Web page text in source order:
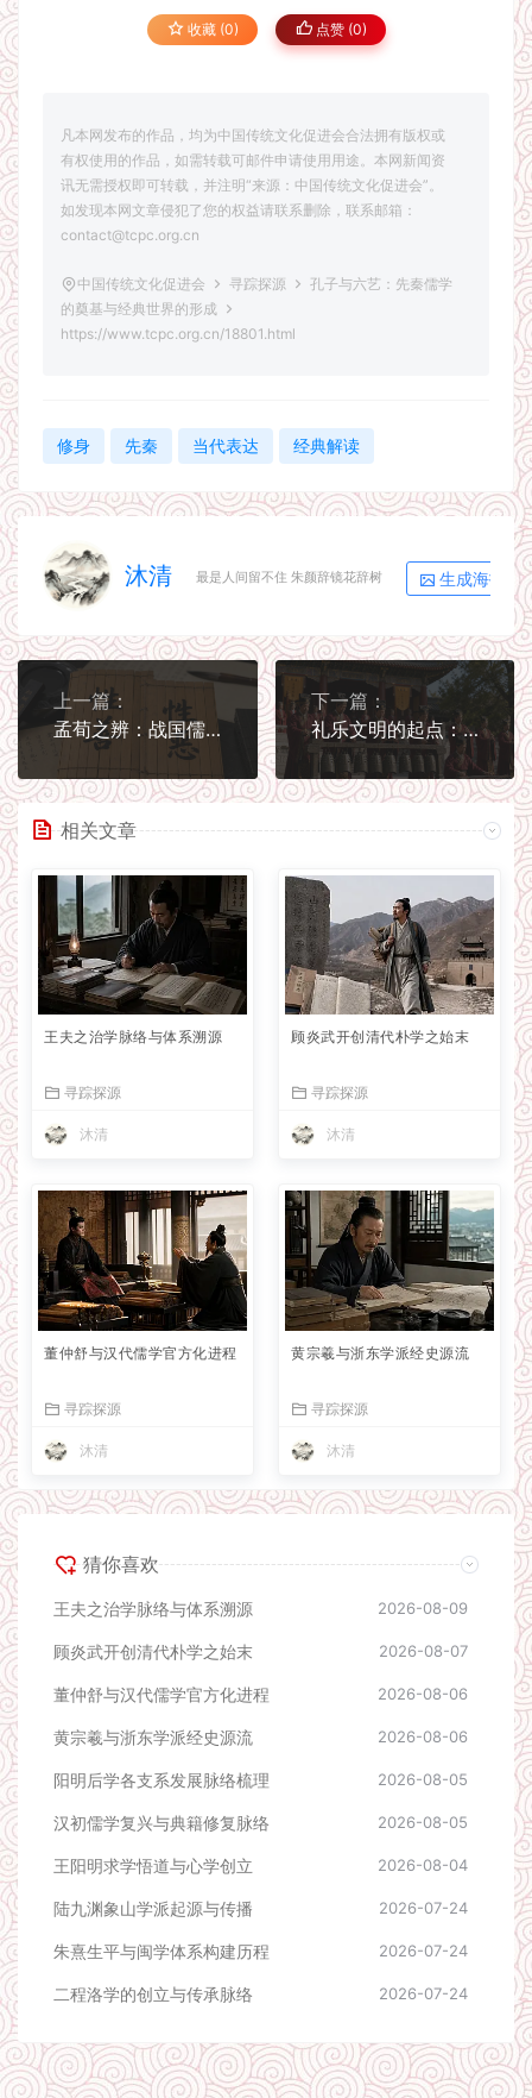
收藏 (0) 点赞 (0)
凡本网发布的作品，均为中国传统文化促进会合法拥有版权或
有权使用的作品，如需转载可邮件申请使用用途。本网新闻资
讯无需授权即可转载，并注明“来源：中国传统文化促进会”。
如发现本网文章侵犯了您的权益请联系删除，联系邮箱：
contact@tcpc.org.cn
中国传统文化促进会 寻踪探源
孔子与六艺：先秦儒学
的奠基与经典世界的形成
https://www.tcpc.org.cn/18801.html
修身 先秦 当代表达 经典解读
沐清 最是人间留不住 朱颜辞镜花辞树 生成海报
上一篇：
孟荀之辨：战国儒家内部的人性论分野
下一篇：
礼乐文明的起点：先秦社会为什么重视音乐
相关文章
王夫之治学脉络与体系溯源
寻踪探源
沐清
顾炎武开创清代朴学之始末
寻踪探源
沐清
董仲舒与汉代儒学官方化进程
寻踪探源
沐清
黄宗羲与浙东学派经史源流
寻踪探源
沐清
猜你喜欢
王夫之治学脉络与体系溯源 2026-08-09
顾炎武开创清代朴学之始末 2026-08-07
董仲舒与汉代儒学官方化进程 2026-08-06
黄宗羲与浙东学派经史源流 2026-08-06
阳明后学各支系发展脉络梳理 2026-08-05
汉初儒学复兴与典籍修复脉络 2026-08-05
王阳明求学悟道与心学创立 2026-08-04
陆九渊象山学派起源与传播 2026-07-24
朱熹生平与闽学体系构建历程 2026-07-24
二程洛学的创立与传承脉络 2026-07-24